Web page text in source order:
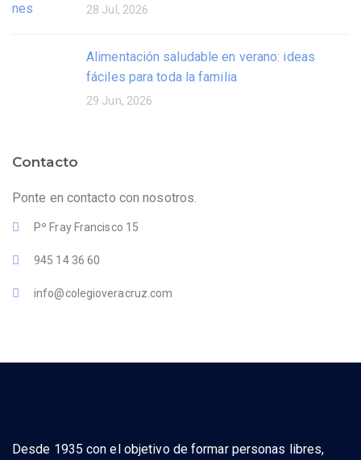
28 Jul, 2026
Alimentación saludable en verano: ideas
fáciles para toda la familia
29 Jun, 2026
Contacto
Ponte en contacto con nosotros.
Pº Fray Francisco 15
945 14 36 60
info@colegioveracruz.com
Desde 1935 con el objetivo de formar personas libres,